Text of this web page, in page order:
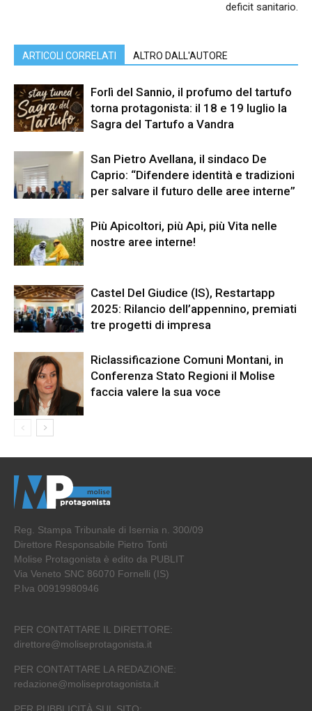
deficit sanitario.
ARTICOLI CORRELATI ALTRO DALL'AUTORE
Forlì del Sannio, il profumo del tartufo
torna protagonista: il 18 e 19 luglio la
Sagra del Tartufo a Vandra
San Pietro Avellana, il sindaco De
Caprio: “Difendere identità e tradizioni
per salvare il futuro delle aree interne”
Più Apicoltori, più Api, più Vita nelle
nostre aree interne!
Castel Del Giudice (IS), Restartapp
2025: Rilancio dell’appennino, premiati
tre progetti di impresa
Riclassificazione Comuni Montani, in
Conferenza Stato Regioni il Molise
faccia valere la sua voce
Reg. Stampa Tribunale di Isernia n. 300/09
Direttore Responsabile Pietro Tonti
Molise Protagonista è edito da PUBLIT
Via Veneto SNC 86070 Fornelli (IS)
P.Iva 00919980946
PER CONTATTARE IL DIRETTORE:
direttore@moliseprotagonista.it
PER CONTATTARE LA REDAZIONE:
redazione@moliseprotagonista.it
PER PUBBLICITÀ SUL SITO: